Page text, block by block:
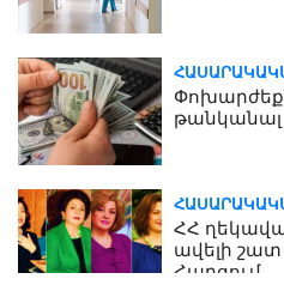
թանկանալ
ՀՀ
ավելի շատ
Հարցում